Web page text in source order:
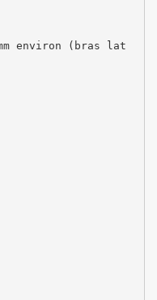
environ (bras lat